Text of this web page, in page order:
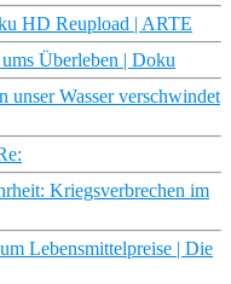
HD Reupload | ARTE
Überleben | Doku
unser Wasser verschwindet
Kriegsverbrechen im
Lebensmittelpreise | Die